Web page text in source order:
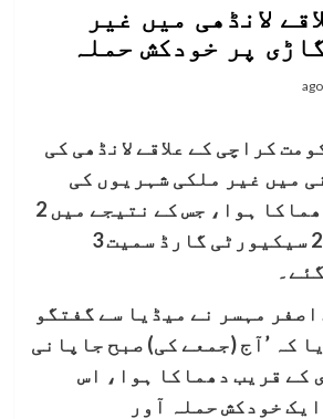
لانڈھی میں غیر
پر خودکش حملہ
کراچی کے علاقے لانڈھی کی
میں غیر ملکی شہریوں کی
گاڑی کے قریب دھماکا ہوا، جس کے نتیجے میں 2
افراد ہلاک اور 2 سیکیورٹی گارڈ سمیت 3
مہسر نے میڈیا سے گفتگو
کہ ’آج (جمعے کی) صبح جاپانی
کے قریب دھماکا ہوا، اس
خودکش حملہ آور